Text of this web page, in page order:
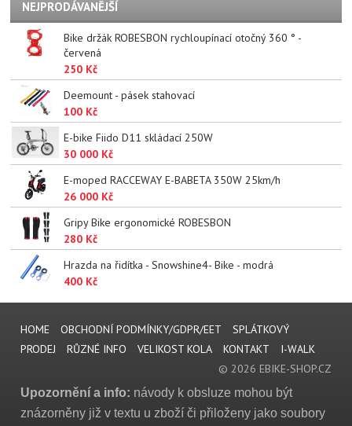
NEJPRODÁVANĚJŠÍ
Bike držák ROBESBON rychloupínací otočný 360 ° -
červená
250 Kč
Deemount - pásek stahovací
100 Kč
E-bike Fiido D11 skládací 250W
30 000 Kč
E-moped RACCEWAY E-BABETA 350W 25km/h
26 000 Kč
Gripy Bike ergonomické ROBESBON
280 Kč
Hrazda na řidítka - Snowshine4- Bike - modrá
400 Kč
HOME OBCHODNÍ PODMÍNKY/GDPR/EET
SPLÁTKOVÝ
PRODEJ
RŮZNÉ INFO VELIKOST KOLA KONTAKT
I-WALK
© 2026 EBIKE-SHOP.CZ
Upozornění a info: návody k obsluze mohou být
znázorněny již v textu u zboží či přiloženy jako soubory